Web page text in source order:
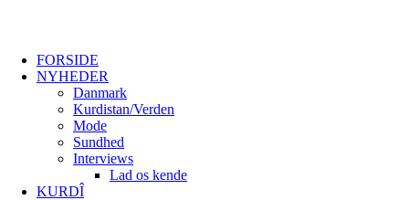
FORSIDE
NYHEDER
Danmark
Kurdistan/Verden
Mode
Sundhed
Interviews
Lad os kende
KURDÎ